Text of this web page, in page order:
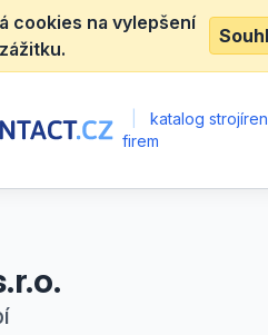
cookies na vylepšení
katalog
firem